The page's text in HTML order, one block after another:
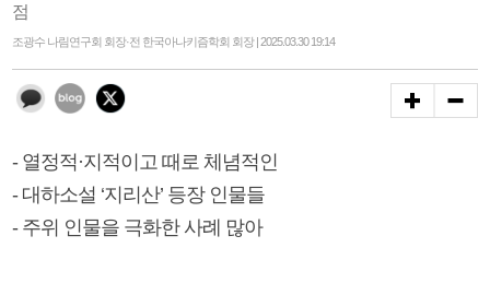
점
조광수 나림연구회 회장·전 한국아나키즘학회 회장 | 2025.03.30 19:14
- 열정적·지적이고 때로 체념적인
- 대하소설 ‘지리산’ 등장 인물들
- 주위 인물을 극화한 사례 많아